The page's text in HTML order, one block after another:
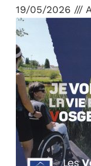
19/05/2026